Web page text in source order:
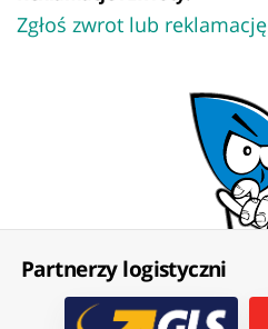
Zgłoś zwrot lub reklamację
Partnerzy logistyczni